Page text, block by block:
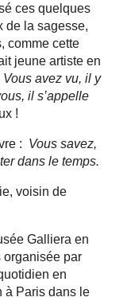
ces quelques
de la sagesse,
comme cette
jeune artiste en
Vous avez vu, il y
il s’appelle
!
: Vous savez,
dans le temps.
voisin de
Galliera en
par
en
à Paris dans le